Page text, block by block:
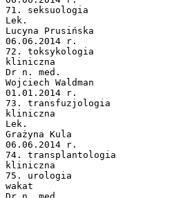
71. seksuologia
Lek.
Lucyna Prusińska
06.06.2014 r.
72. toksykologia
kliniczna
Dr n. med.
Wojciech Waldman
01.01.2014 r.
73. transfuzjologia
kliniczna
Lek.
Grażyna Kula
06.06.2014 r.
74. transplantologia
kliniczna
75. urologia
wakat